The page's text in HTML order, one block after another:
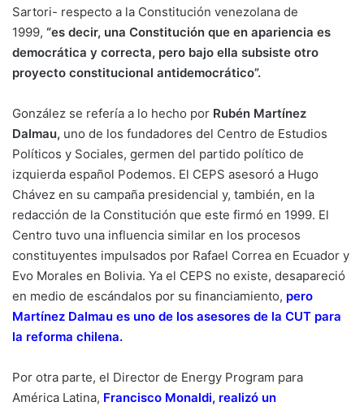
Sartori- respecto a la Constitución venezolana de
1999, “es decir, una Constitución que en apariencia es
democrática y correcta, pero bajo ella subsiste otro
proyecto constitucional antidemocrático”.
González se refería a lo hecho por Rubén Martínez
Dalmau, uno de los fundadores del Centro de Estudios
Políticos y Sociales, germen del partido político de
izquierda español Podemos. El CEPS asesoró a Hugo
Chávez en su campaña presidencial y, también, en la
redacción de la Constitución que este firmó en 1999. El
Centro tuvo una influencia similar en los procesos
constituyentes impulsados por Rafael Correa en Ecuador y
Evo Morales en Bolivia. Ya el CEPS no existe, desapareció
en medio de escándalos por su financiamiento, pero
Martínez Dalmau es uno de los asesores de la CUT para
la reforma chilena.
Por otra parte, el Director de Energy Program para
América Latina, Francisco Monaldi, realizó un